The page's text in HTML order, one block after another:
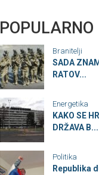
POPULARNO
Branitelji
SADA
RATOV...
Energetika
KAKO SE
DRŽAVA B...
Politika
Republika